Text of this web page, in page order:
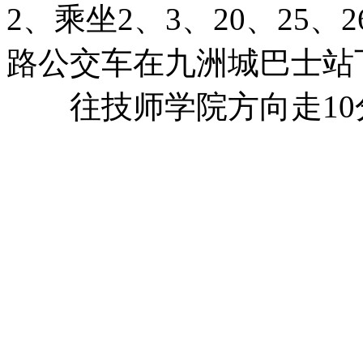
2、乘坐2、3、20、25、
路公交车在九洲城巴士站
往技师学院方向走10